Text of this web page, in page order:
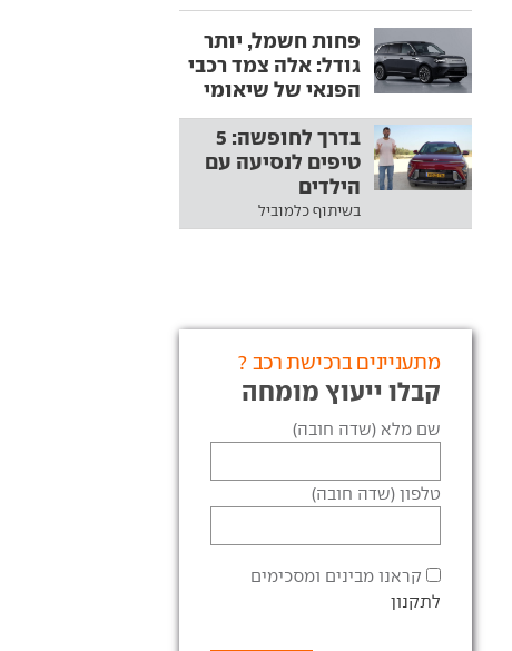
פחות חשמל, יותר
גודל: אלה צמד רכבי
הפנאי של שיאומי
בדרך לחופשה: 5
טיפים לנסיעה עם
הילדים
בשיתוף כלמוביל
מתעניינים ברכישת רכב ?
קבלו ייעוץ מומחה
שם מלא (שדה חובה)
טלפון (שדה חובה)
קראנו מבינים ומסכימים
לתקנון